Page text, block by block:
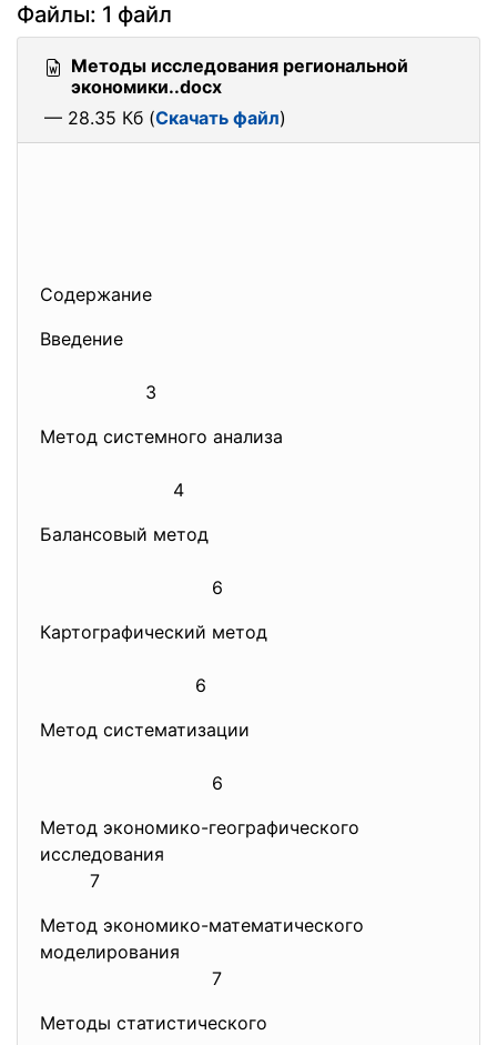
Файлы: 1 файл
Методы исследования региональной
экономики..docx
— 28.35 Кб (Скачать файл)
Содержание
Введение
3
Метод системного анализа
4
Балансовый метод
6
Картографический метод
6
Метод систематизации
6
Метод экономико-географического
исследования
7
Метод экономико-математического
моделирования
7
Методы статистического